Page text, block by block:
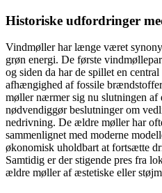
Historiske udfordringer
Vindmøller har længe været
grøn energi. De første
og siden da har de spillet en
afhængighed af fossile
møller nærmer sig nu slutningen af
nødvendiggør beslutninger om
nedrivning. De ældre møller har
sammenlignet med moderne
økonomisk uholdbart at fortsætte
Samtidig er der stigende pres fra
ældre møller af æstetiske eller